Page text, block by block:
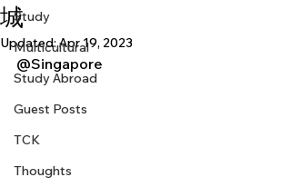
Study
Multicultural
Study Abroad
Guest Posts
TCK
Thoughts
城
Updated:Apr 19, 2023
@Singapore